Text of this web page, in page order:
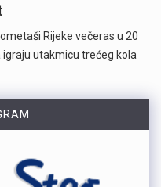
Rijeke večeras u 20
utakmicu trećeg kola